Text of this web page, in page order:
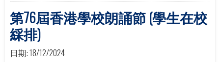
第76屆香港學校朗誦節 (學生在校
綵排)
日期:18/12/2024